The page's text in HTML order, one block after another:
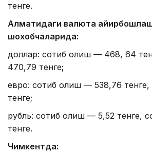
тенге.
Алматидаги валюта
шохобчаларида:
доллар: сотиб олиш — 468, 64
470,79 тенге;
евро: сотиб олиш — 538,76
тенге;
рубль: сотиб олиш — 5,52 тенге,
тенге.
Чимкентда: